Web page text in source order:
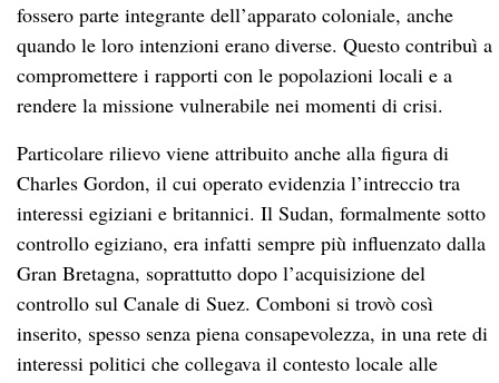
fossero parte integrante dell’apparato coloniale, anche
quando le loro intenzioni erano diverse. Questo contribuì a
compromettere i rapporti con le popolazioni locali e a
rendere la missione vulnerabile nei momenti di crisi.
Particolare rilievo viene attribuito anche alla figura di
Charles Gordon, il cui operato evidenzia l’intreccio tra
interessi egiziani e britannici. Il Sudan, formalmente sotto
controllo egiziano, era infatti sempre più influenzato dalla
Gran Bretagna, soprattutto dopo l’acquisizione del
controllo sul Canale di Suez. Comboni si trovò così
inserito, spesso senza piena consapevolezza, in una rete di
interessi politici che collegava il contesto locale alle